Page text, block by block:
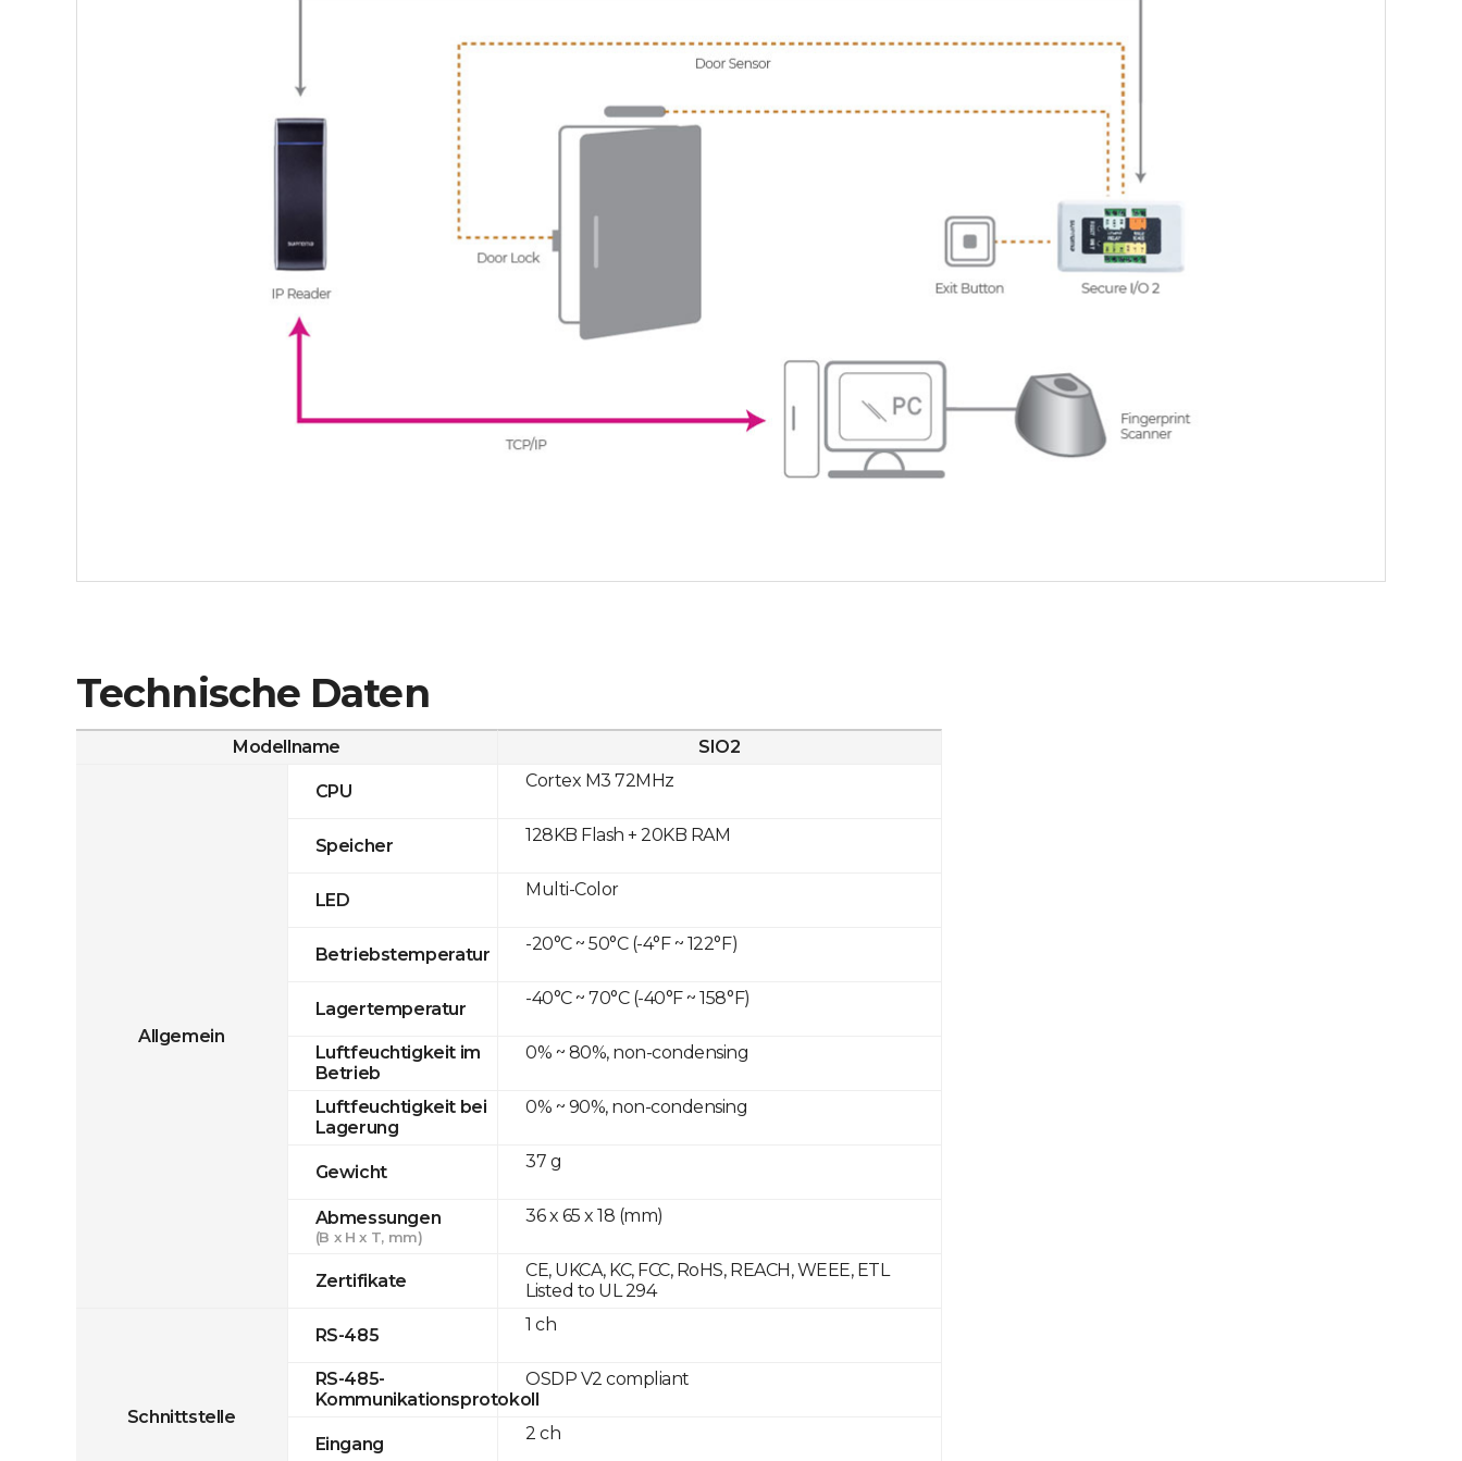
Technische Daten
Modellname
Allgemein
CPU
Speicher
LED
Betriebstemperatur
Lagertemperatur
Luftfeuchtigkeit im
Betrieb
Luftfeuchtigkeit bei
Lagerung
Gewicht
Abmessungen
(B x H x T, mm)
Zertifikate
Schnittstelle
RS-485
RS-485-
Kommunikationsprotokoll
Eingang
SIO2
Cortex M3 72MHz
128KB Flash + 20KB RAM
Multi-Color
-20°C ~ 50°C (-4°F ~ 122°F)
-40°C ~ 70°C (-40°F ~ 158°F)
0% ~ 80%, non-condensing
0% ~ 90%, non-condensing
37 g
36 x 65 x 18 (mm)
CE, UKCA, KC, FCC, RoHS, REACH, WEEE, ETL
Listed to UL 294
1 ch
OSDP V2 compliant
2 ch